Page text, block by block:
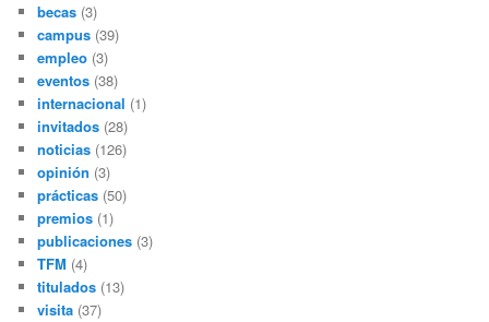
becas (3)
campus (39)
empleo (3)
eventos (38)
internacional (1)
invitados (28)
noticias (126)
opinión (3)
prácticas (50)
premios (1)
publicaciones (3)
TFM (4)
titulados (13)
visita (37)